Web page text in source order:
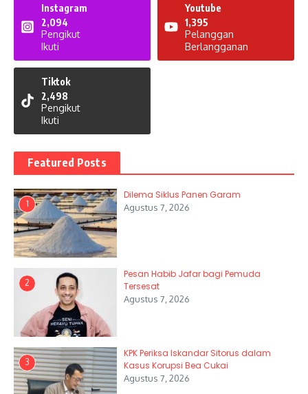
Instagram
2,094
Pengikut
Ikuti
Youtube
1,395
Pelanggan
Berlangganan
Tiktok
2,498
Pengikut
Ikuti
Featured Posts
1
Dilema Siklus Panen Garam
Agustus 7, 2026
2
Pesan Habib Jafar bagi Pemuda
Tersesat
Agustus 7, 2026
3
KPK Periksa Iskandar Sitorus dalam
Kasus Korupsi Bea Cukai
Agustus 7, 2026